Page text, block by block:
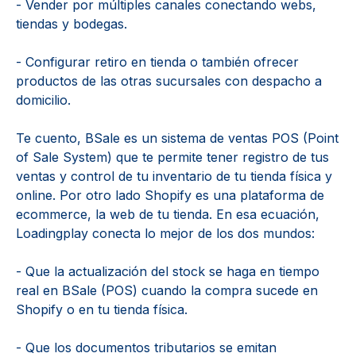
- Vender por múltiples canales conectando webs,
tiendas y bodegas.
- Configurar retiro en tienda o también ofrecer
productos de las otras sucursales con despacho a
domicilio.
Te cuento, BSale es un sistema de ventas POS (Point
of Sale System) que te permite tener registro de tus
ventas y control de tu inventario de tu tienda física y
online. Por otro lado Shopify es una plataforma de
ecommerce, la web de tu tienda. En esa ecuación,
Loadingplay conecta lo mejor de los dos mundos:
- Que la actualización del stock se haga en tiempo
real en BSale (POS) cuando la compra sucede en
Shopify o en tu tienda física.
- Que los documentos tributarios se emitan